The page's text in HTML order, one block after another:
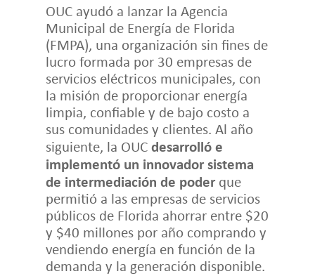
OUC ayudó a lanzar la Agencia
Municipal de Energía de Florida
(FMPA), una organización sin fines de
lucro formada por 30 empresas de
servicios eléctricos municipales, con
la misión de proporcionar energía
limpia, confiable y de bajo costo a
sus comunidades y clientes. Al año
siguiente, la OUCdesarrolló e
implementó un innovador sistema
de intermediación de poderque
permitió a las empresas de servicios
públicos de Florida ahorrar entre $20
y $40 millones por año comprando y
vendiendo energía en función de la
demanda y la generación disponible.